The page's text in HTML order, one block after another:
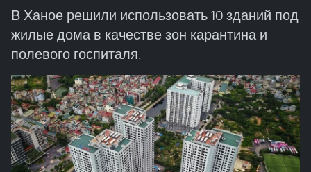
В Ханое решили использовать 10 зданий под
жилые дома в качестве зон карантина и
полевого госпиталя.